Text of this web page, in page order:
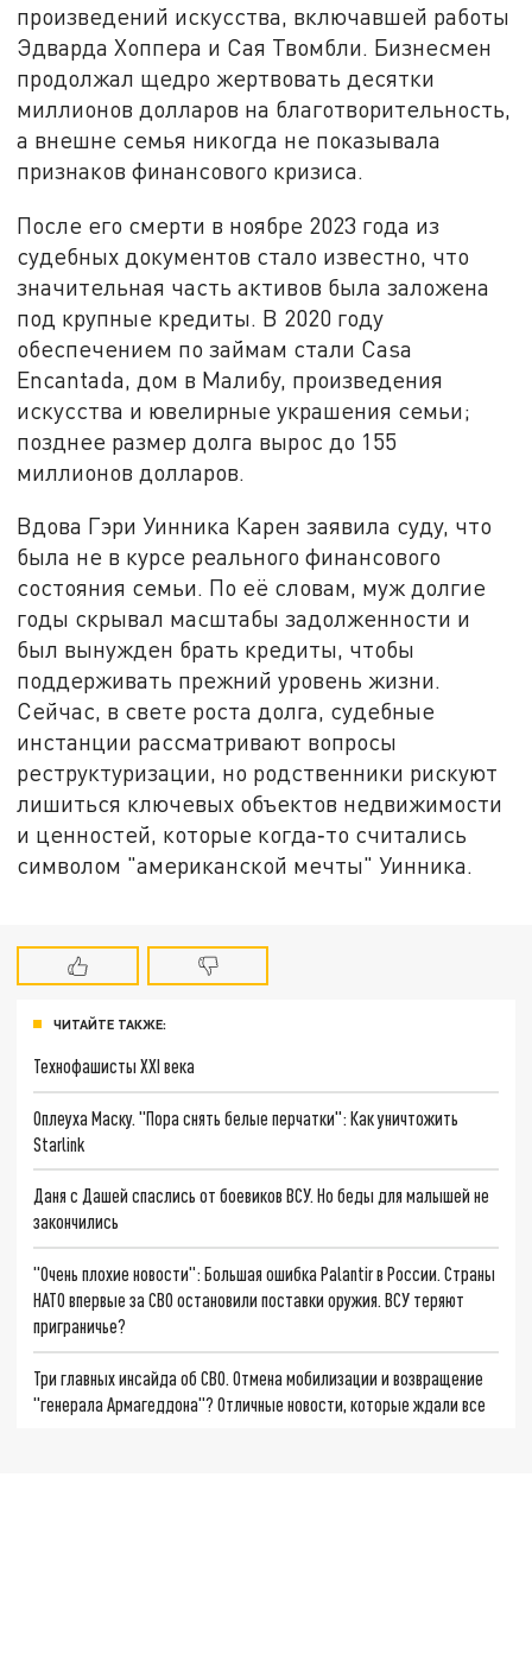
произведений искусства, включавшей работы
Эдварда Хоппера и Сая Твомбли. Бизнесмен
продолжал щедро жертвовать десятки
миллионов долларов на благотворительность,
а внешне семья никогда не показывала
признаков финансового кризиса.
После его смерти в ноябре 2023 года из
судебных документов стало известно, что
значительная часть активов была заложена
под крупные кредиты. В 2020 году
обеспечением по займам стали Casa
Encantada, дом в Малибу, произведения
искусства и ювелирные украшения семьи;
позднее размер долга вырос до 155
миллионов долларов.
Вдова Гэри Уинника Карен заявила суду, что
была не в курсе реального финансового
состояния семьи. По её словам, муж долгие
годы скрывал масштабы задолженности и
был вынужден брать кредиты, чтобы
поддерживать прежний уровень жизни.
Сейчас, в свете роста долга, судебные
инстанции рассматривают вопросы
реструктуризации, но родственники рискуют
лишиться ключевых объектов недвижимости
и ценностей, которые когда‑то считались
символом "американской мечты" Уинника.
ЧИТАЙТЕ ТАКЖЕ:
Технофашисты XXI века
Оплеуха Маску. "Пора снять белые перчатки": Как уничтожить
Starlink
Даня с Дашей спаслись от боевиков ВСУ. Но беды для малышей не
закончились
"Очень плохие новости": Большая ошибка Palantir в России. Страны
НАТО впервые за СВО остановили поставки оружия. ВСУ теряют
приграничье?
Три главных инсайда об СВО. Отмена мобилизации и возвращение
"генерала Армагеддона"? Отличные новости, которые ждали все